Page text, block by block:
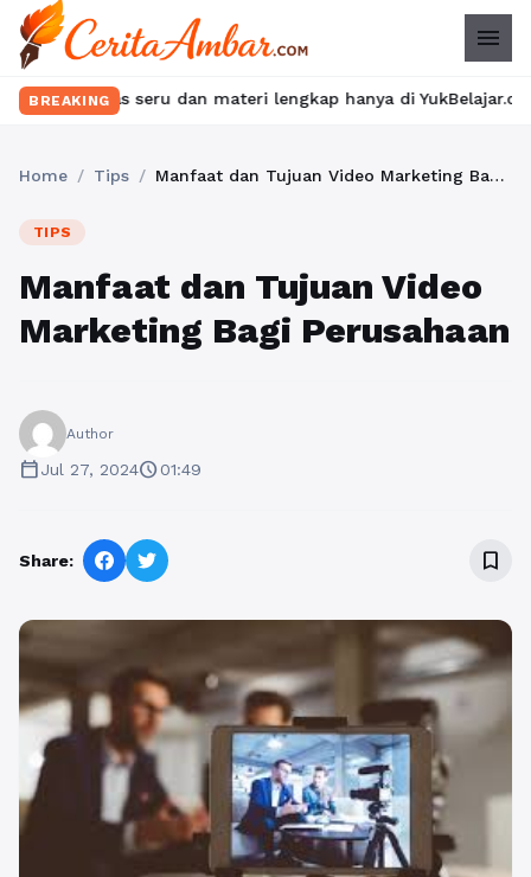
menu
BREAKING
seru dan materi lengkap hanya di YukBelajar.com. Mulai
Home / Tips / Manfaat dan Tujuan Video Marketing Bagi Perusahaan
TIPS
Manfaat dan Tujuan Video
Marketing Bagi Perusahaan
Author
calendar_todayJul 27, 2024schedule01:49
Share: bookmark_border